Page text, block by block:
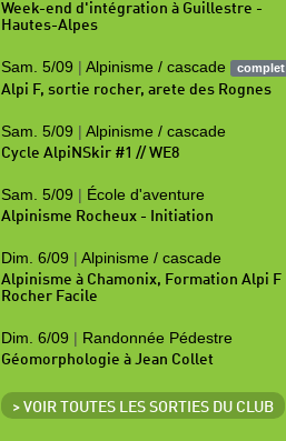
Week-end d'intégration à Guillestre -
Hautes-Alpes
Sam. 5/09 | Alpinisme / cascade complet
Alpi F, sortie rocher, arete des Rognes
Sam. 5/09 | Alpinisme / cascade
Cycle AlpiNSkir #1 // WE8
Sam. 5/09 | École d'aventure
Alpinisme Rocheux - Initiation
Dim. 6/09 | Alpinisme / cascade
Alpinisme à Chamonix, Formation Alpi F
Rocher Facile
Dim. 6/09 | Randonnée Pédestre
Géomorphologie à Jean Collet
> VOIR TOUTES LES SORTIES DU CLUB